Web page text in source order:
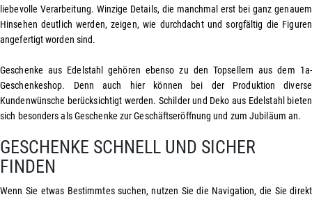
liebevolle Verarbeitung. Winzige Details, die manchmal erst bei ganz genauem
Hinsehen deutlich werden, zeigen, wie durchdacht und sorgfältig die Figuren
angefertigt worden sind.
Geschenke aus Edelstahl gehören ebenso zu den Topsellern aus dem 1a-
Geschenkeshop. Denn auch hier können bei der Produktion diverse
Kundenwünsche berücksichtigt werden. Schilder und Deko aus Edelstahl bieten
sich besonders alsGeschenke zur Geschäftseröffnung und zumJubiläum an.
GESCHENKE SCHNELL UND SICHER
FINDEN
Wenn Sie etwas Bestimmtes suchen, nutzen Sie die Navigation, die Sie direkt